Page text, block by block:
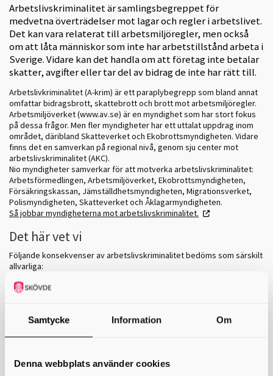
Samtycke Information Om
Denna webbplats använder cookies
Arbetslivskriminalitet är samlingsbegreppet för
medvetna överträdelser mot lagar och regler i arbetslivet.
Det kan vara relaterat till arbetsmiljöregler, men också
om att låta människor som inte har arbetstillstånd arbeta i
Sverige. Vidare kan det handla om att företag inte betalar
skatter, avgifter eller tar del av bidrag de inte har rätt till.
Arbetslivkriminalitet (A-krim) är ett paraplybegrepp som bland annat
omfattar bidragsbrott, skattebrott och brott mot arbetsmiljöregler.
Arbetsmiljöverket (www.av.se) är en myndighet som har stort fokus
på dessa frågor. Men fler myndigheter har ett uttalat uppdrag inom
området, däribland Skatteverket och Ekobrottsmyndigheten. Vidare
finns det en samverkan på regional nivå, genom sju center mot
arbetslivskriminalitet (AKC).
Nio myndigheter samverkar för att motverka arbetslivskriminalitet:
Arbetsförmedlingen, Arbetsmiljöverket, Ekobrottsmyndigheten,
Försäkringskassan, Jämställdhetsmyndigheten, Migrationsverket,
Polismyndigheten, Skatteverket och Åklagarmyndigheten.
Så jobbar myndigheterna mot arbetslivskriminalitet.
Det här vet vi
Följande konsekvenser av arbetslivskriminalitet bedöms som särskilt
allvarliga:
Arbetstagare utnyttjas
Vi vet också att aktörer som ägnar sig åt arbetslivskriminalitet inte
Arbetslivskriminaliteten kan beskrivas som systemhotande eftersom
bygger på. Tät samverkan med de myndighetsgemensamma